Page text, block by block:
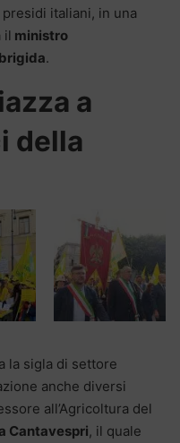
italiani, in una
il ministro
.
a
della
la sigla di settore
anche diversi
all’Agricoltura del
Cantavespri, il quale